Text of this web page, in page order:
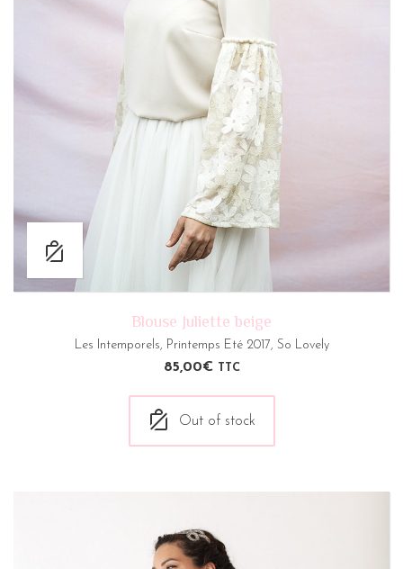
Blouse Juliette beige
Les Intemporels, Printemps Eté 2017, So Lovely
85,00€ TTC
Out of stock